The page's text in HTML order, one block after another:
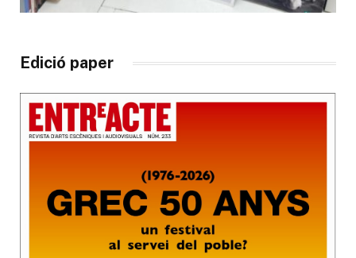
Edició paper